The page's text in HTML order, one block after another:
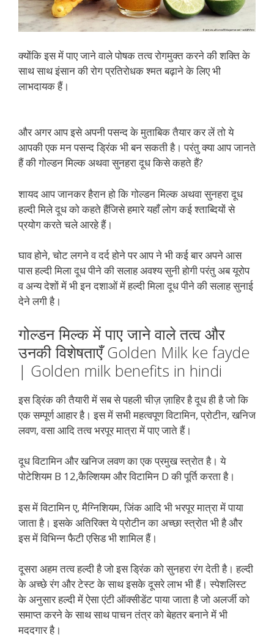
क्योंकि इस में पाए जाने वाले पोषक तत्व रोगमुक्त करने की शक्ति के
साथ साथ इंसान की रोग प्रतिरोधक श्मत बढ़ाने के लिए भी
लाभदायक हैं।
और अगर आप इसे अपनी पसन्द के मुताबिक तैयार कर लें तो ये
आपकी एक मन पसन्द ड्रिंक भी बन सकती है। परंतु क्या आप जानते
हैं की गोल्डन मिल्क अथवा सुनहरा दूध किसे कहते हैं?
शायद आप जानकर हैरान हो कि गोल्डन मिल्क अथवा सुनहरा दूध
हल्दी मिले दूध को कहते हैंजिसे हमारे यहाँ लोग कई श्ताब्दियों से
प्रयोग करते चले आरहे हैं।
घाव होने, चोट लगने व दर्द होने पर आप ने भी कई बार अपने आस
पास हल्दी मिला दूध पीने की सलाह अवश्य सुनी होगी परंतु अब यूरोप
व अन्य देशों में भी इन दशाओं में हल्दी मिला दूध पीने की सलाह सुनाई
देने लगी है।
गोल्डन मिल्क में पाए जाने वाले तत्व और
उनकी विशेषताएँ Golden Milk ke fayde
| Golden milk benefits in hindi
इस ड्रिंक की तैयारी में सब से पहली चीज़ ज़ाहिर है दूध ही है जो कि
एक सम्पूर्ण आहार है। इस में सभी महत्वपूण विटामिन, प्रोटीन, खनिज
लवण, वसा आदि तत्व भरपूर मात्रा में पाए जाते हैं।
दूध विटामिन और खनिज लवण का एक प्रमुख स्त्रोत है। ये
पोटेशियम B 12,कैल्शियम और विटामिन D की पूर्ति करता है।
इस में विटामिन ए, मैग्निशियम, जिंक आदि भी भरपूर मात्रा में पाया
जाता है। इसके अतिरिक्त ये प्रोटीन का अच्छा स्त्रोत भी है और
इस में विभिन्न फैटी एसिड भी शामिल हैं।
दूसरा अहम तत्व हल्दी है जो इस ड्रिंक को सुनहरा रंग देती है। हल्दी
के अच्छे रंग और टेस्ट के साथ इसके दूसरे लाभ भी हैं। स्पेशलिस्ट
के अनुसार हल्दी में ऐसा एंटी ऑक्सीडेंट पाया जाता है जो अलर्जी को
समाप्त करने के साथ साथ पाचन तंत्र को बेहतर बनाने में भी
मददगार है।